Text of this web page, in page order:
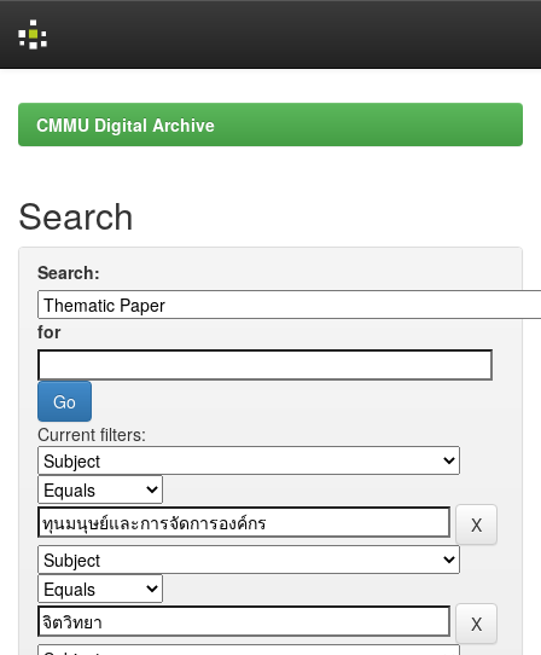
navigationCMMU Digital Archive
Search
Search:
for
Current filters: